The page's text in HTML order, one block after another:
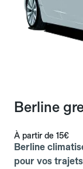
Berline
À partir de 15€
Berline
pour vos